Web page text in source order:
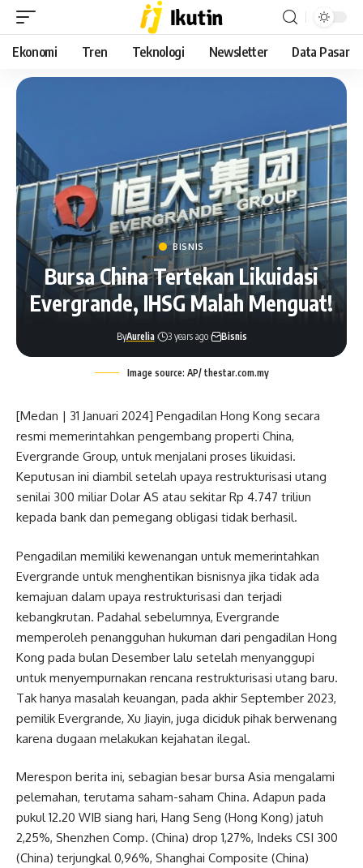
Ekonomi Tren Teknologi Newsletter Data Pasar
BISNIS
Bursa China Tertekan Likuidasi
Evergrande, IHSG Malah Menguat!
ByAurelia 3 years ago Bisnis
Image source: AP/ thestar.com.my
[Medan | 31 Januari 2024] Pengadilan Hong Kong secara
resmi memerintahkan pengembang properti China,
Evergrande Group, untuk menjalani proses likuidasi.
Keputusan ini diambil setelah upaya restrukturisasi utang
senilai 300 miliar Dolar AS atau sekitar Rp 4.747 triliun
kepada bank dan pemegang obligasi tidak berhasil.
Pengadilan memiliki kewenangan untuk memerintahkan
Evergrande untuk menghentikan bisnisnya jika tidak ada
kemajuan dalam upaya restrukturisasi dan terjadi
kebangkrutan. Padahal sebelumnya, Evergrande
memperoleh penangguhan hukuman dari pengadilan Hong
Kong pada bulan Desember lalu setelah menyanggupi
untuk menyempurnakan rencana restrukturisasi utang baru.
Tak hanya masalah keuangan, pada akhir September 2023,
pemilik Evergrande, Xu Jiayin, juga diciduk pihak berwenang
karena dugaan melakukan kejahatan ilegal.
Merespon berita ini, sebagian besar bursa Asia mengalami
pelemahan, terutama saham-saham China. Adapun pada
pukul 12.20 WIB siang hari, Hang Seng (Hong Kong) jatuh
2,25%, Shenzhen Comp. (China) drop 1,27%, Indeks CSI 300
(China) terjungkal 0,96%, Shanghai Composite (China)